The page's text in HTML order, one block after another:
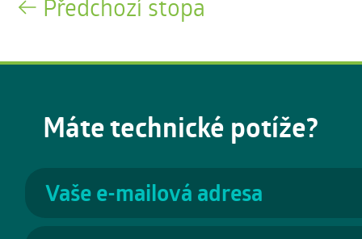
Předchozí stopa
Máte technické potíže?